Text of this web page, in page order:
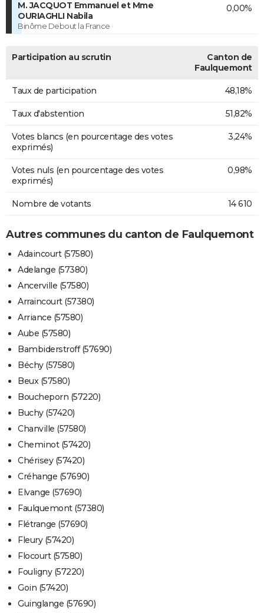
M. JACQUOT Emmanuel et Mme
OURIAGHLI Nabila
Binôme Debout la France
0,00%
Participation au scrutin
Canton de
Faulquemont
Taux de participation 48,18%
Taux d'abstention 51,82%
Votes blancs (en pourcentage des votes
exprimés)
3,24%
Votes nuls (en pourcentage des votes
exprimés)
0,98%
Nombre de votants 14 610
Autres communes du canton de Faulquemont
Adaincourt (57580)
Adelange (57380)
Ancerville (57580)
Arraincourt (57380)
Arriance (57580)
Aube (57580)
Bambiderstroff (57690)
Béchy (57580)
Beux (57580)
Boucheporn (57220)
Buchy (57420)
Chanville (57580)
Cheminot (57420)
Chérisey (57420)
Créhange (57690)
Elvange (57690)
Faulquemont (57380)
Flétrange (57690)
Fleury (57420)
Flocourt (57580)
Fouligny (57220)
Goin (57420)
Guinglange (57690)